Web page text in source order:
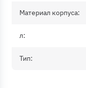
Материал корпуса:
л:
Тип: